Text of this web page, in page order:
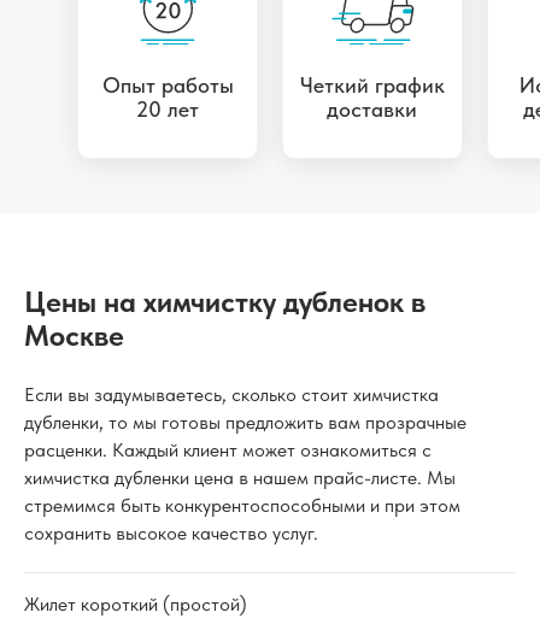
Опыт работы
20 лет
Четкий график
доставки
Цены на химчистку дубленок в
Москве
Если вы задумываетесь, сколько стоит химчистка
дубленки, то мы готовы предложить вам прозрачные
расценки. Каждый клиент может ознакомиться с
химчистка дубленки цена в нашем прайс-листе. Мы
стремимся быть конкурентоспособными и при этом
сохранить высокое качество услуг.
Жилет короткий (простой)